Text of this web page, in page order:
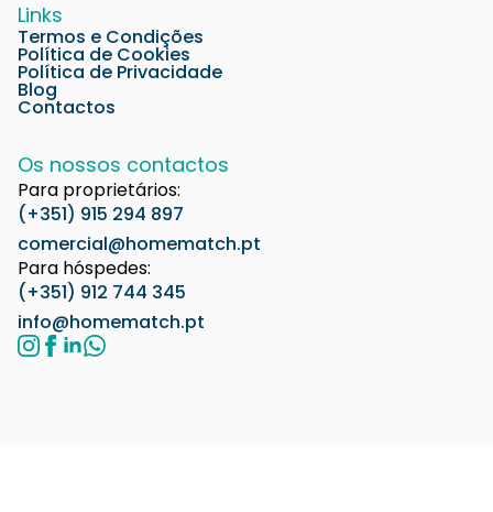
Links
Termos e Condições
Política de Cookies
Política de Privacidade
Blog
Contactos
Os nossos contactos
Para proprietários:
(+351) 915 294 897
comercial@homematch.pt
Para hóspedes:
(+351) 912 744 345
info@homematch.pt